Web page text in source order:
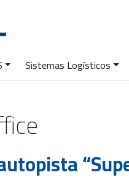
Sistemas Logísticos